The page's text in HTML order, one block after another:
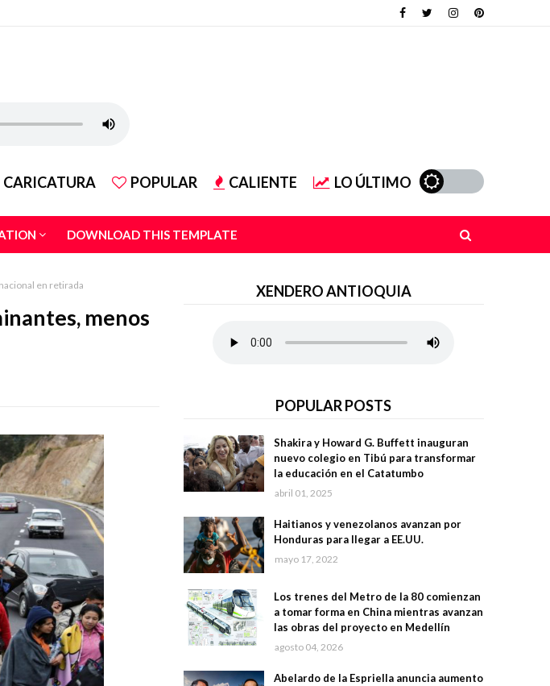
CARICATURA POPULAR CALIENTE LO ÚLTIMO
DOWNLOAD THIS TEMPLATE
en retirada
menos
XENDERO ANTIOQUIA
POPULAR POSTS
Shakira y Howard G. Buffett inauguran
nuevo colegio en Tibú para transformar
la educación en el Catatumbo
abril 01, 2025
Haitianos y venezolanos avanzan por
Honduras para llegar a EE.UU.
mayo 17, 2022
Los trenes del Metro de la 80 comienzan
a tomar forma en China mientras avanzan
las obras del proyecto en Medellín
agosto 04, 2026
Abelardo de la Espriella anuncia aumento